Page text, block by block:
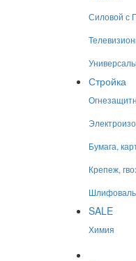
Силовой с
Стройка
Бумага,
Крепеж,
SALE
Химия